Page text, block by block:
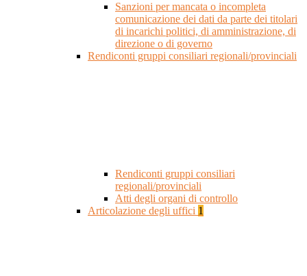
Sanzioni per mancata o incompleta
comunicazione dei dati da parte dei titolari
di incarichi politici, di amministrazione, di
direzione o di governo
Rendiconti gruppi consiliari regionali/provinciali
Rendiconti gruppi consiliari
regionali/provinciali
Atti degli organi di controllo
Articolazione degli uffici 1